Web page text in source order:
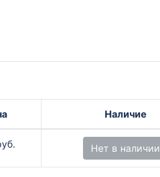
Наличие
Нет в наличии